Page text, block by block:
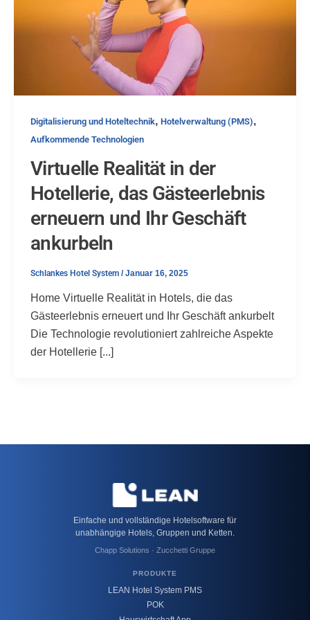
Digitalisierung und Hoteltechnik, Hotelverwaltung (PMS),
Aufkommende Technologien
Virtuelle Realität in der
Hotellerie, das Gästeerlebnis
erneuern und Ihr Geschäft
ankurbeln
Schlankes Hotel System /Januar 16, 2025
Home Virtuelle Realität in Hotels, die das
Gästeerlebnis erneuert und Ihr Geschäft ankurbelt
Die Technologie revolutioniert zahlreiche Aspekte
der Hotellerie [...]
Einfache und vollständige Hotelsoftware für
unabhängige Hotels, Gruppen und Ketten.
Chapp Solutions · Zucchetti Gruppe
PRODUKTE
LEAN Hotel System PMS
POK